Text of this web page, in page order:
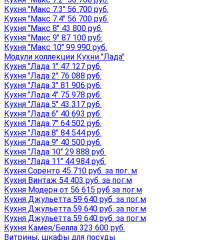
Кухня "Макс 7.3" 56 700 руб.
Кухня "Макс 7.4" 56 700 руб.
Кухня "Макс 8" 43 800 руб.
Кухня "Макс 9" 87 100 руб.
Кухня "Макс 10" 99 990 руб.
Модули коллекции Кухни "Лада"
Кухня "Лада 1" 47 127 руб.
Кухня "Лада 2" 76 088 руб.
Кухня "Лада 3" 81 906 руб.
Кухня "Лада 4" 75 978 руб.
Кухня "Лада 5" 43 317 руб.
Кухня "Лада 6" 40 693 руб.
Кухня "Лада 7" 64 502 руб.
Кухня "Лада 8" 84 544 руб.
Кухня "Лада 9" 40 500 руб.
Кухня "Лада 10" 29 888 руб.
Кухня "Лада 11" 44 984 руб.
Кухня Соренто 45 710 руб. за пог. м
Кухня Винтаж 54 403 руб. за пог.м
Кухня Модерн от 56 615 руб за пог.м
Кухня Джульетта 59 640 руб. за пог.м
Кухня Джульетта 59 640 руб. за пог.м
Кухня Джульетта 59 640 руб. за пог.м
Кухня Камея/Белла 323 600 руб.
Витрины, шкафы для посуды